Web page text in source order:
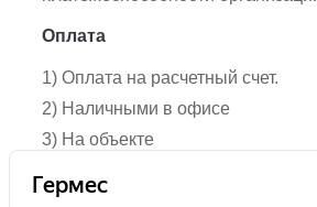
Оплата
1) Оплата на расчетный счет.
2) Наличными в офисе
3) На объекте